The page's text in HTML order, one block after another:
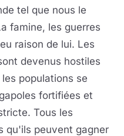
tel que nous le
famine, les guerres
raison de lui. Les
devenus hostiles
populations se
fortifiées et
Tous les
qu'ils peuvent gagner